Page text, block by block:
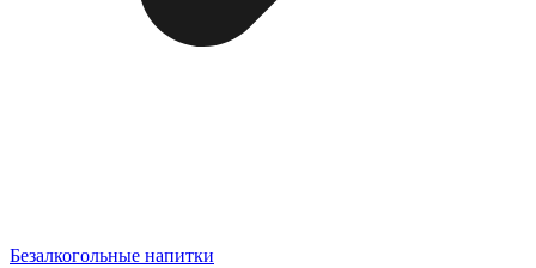
Безалкогольные напитки